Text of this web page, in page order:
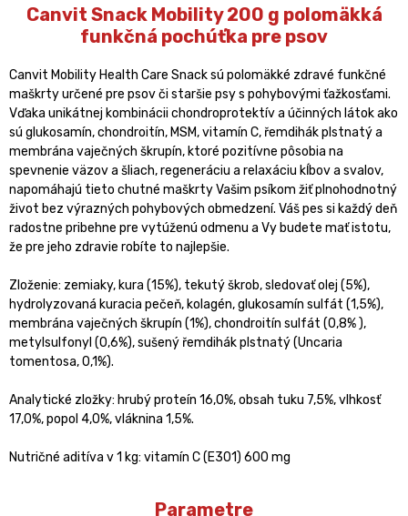
Canvit Snack Mobility 200 g polomäkká
funkčná pochúťka pre psov
Canvit Mobility Health Care Snack sú polomäkké zdravé funkčné
maškrty určené pre psov či staršie psy s pohybovými ťažkosťami.
Vďaka unikátnej kombinácii chondroprotektív a účinných látok ako
sú glukosamín, chondroitín, MSM, vitamín C, řemdihák plstnatý a
membrána vaječných škrupín, ktoré pozitívne pôsobia na
spevnenie väzov a šliach, regeneráciu a relaxáciu kĺbov a svalov,
napomáhajú tieto chutné maškrty Vašim psíkom žiť plnohodnotný
život bez výrazných pohybových obmedzení. Váš pes si každý deň
radostne pribehne pre vytúženú odmenu a Vy budete mať istotu,
že pre jeho zdravie robíte to najlepšie.
Zloženie: zemiaky, kura (15%), tekutý škrob, sledovať olej (5%),
hydrolyzovaná kuracia pečeň, kolagén, glukosamín sulfát (1,5%),
membrána vaječných škrupín (1%), chondroitín sulfát (0,8% ),
metylsulfonyl (0,6%), sušený řemdihák plstnatý (Uncaria
tomentosa, 0,1%).
Analytické zložky: hrubý proteín 16,0%, obsah tuku 7,5%, vlhkosť
17,0%, popol 4,0%, vláknina 1,5%.
Nutričné aditíva v 1 kg: vitamín C (E301) 600 mg
Parametre